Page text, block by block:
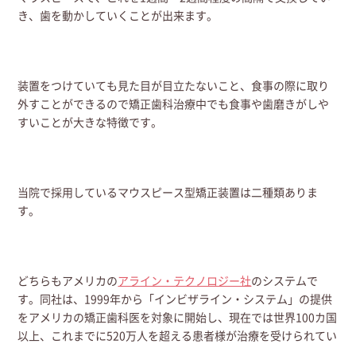
き、歯を動かしていくことが出来ます。
装置をつけていても見た目が目立たないこと、食事の際に取り
外すことができるので矯正歯科治療中でも食事や歯磨きがしや
すいことが大きな特徴です。
当院で採用しているマウスピース型矯正装置は二種類ありま
す。
どちらもアメリカのアライン・テクノロジー社のシステムで
す。同社は、1999年から「インビザライン・システム」の提供
をアメリカの矯正歯科医を対象に開始し、現在では世界100カ国
以上、これまでに520万人を超える患者様が治療を受けられてい